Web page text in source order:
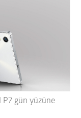
P7 gün yüzüne